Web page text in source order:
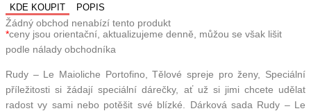
KDE KOUPIT POPIS
Žádný obchod nenabízí tento produkt
*ceny jsou orientační, aktualizujeme denně, můžou se však lišit
podle nálady obchodníka
Rudy – Le Maioliche Portofino, Tělové spreje pro ženy, Speciální
příležitosti si žádají speciální dárečky, ať už si jimi chcete udělat
radost vy sami nebo potěšit své blízké. Dárková sada Rudy – Le